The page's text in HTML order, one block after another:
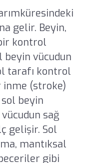
gelir. Beyin,
kontrol
beyin vücudun
tarafı kontrol
inme (stroke)
beyin
sağ
gelişir. Sol
mantıksal
gibi